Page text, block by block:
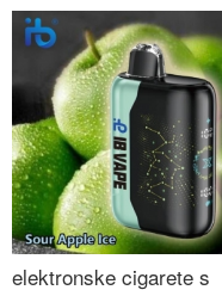
elektronske cigarete s